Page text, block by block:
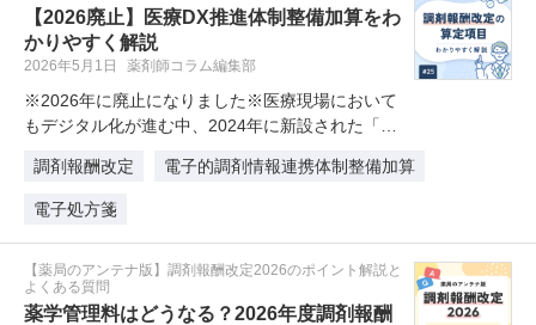
【2026廃止】医療DX推進体制整備加算をわ
かりやすく解説
2026年5月1日 薬剤師コラム編集部
※2026年に廃止になりました※医療現場において
もデジタル化が進む中、2024年に新設された「医
調剤報酬改定
電子的調剤情報連携体制整備加算
電子処方箋
【薬局のアンテナ版】調剤報酬改定2026のポイント解説と
よくある質問
薬学管理料はどうなる？2026年度調剤報酬